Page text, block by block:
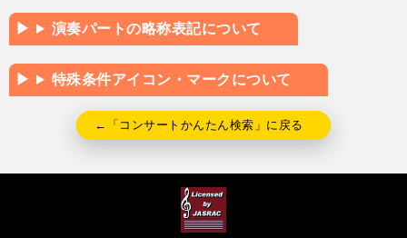
演奏パートの略称表記について
特殊条件アイコン・マークについて
←「コンサートかんたん検索」に戻る